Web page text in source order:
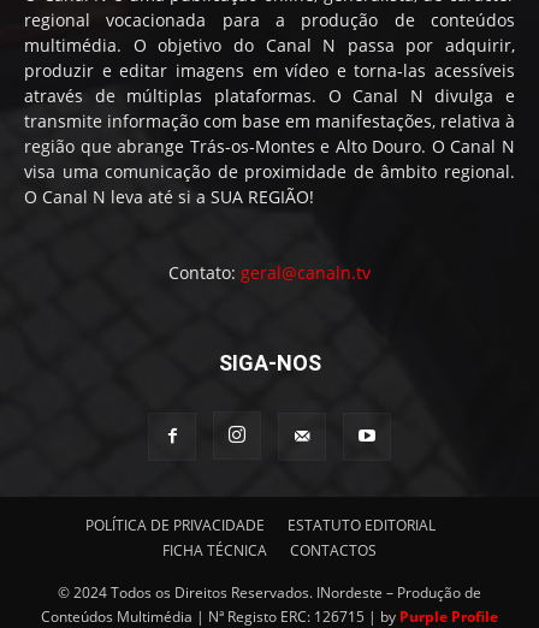
regional vocacionada para a produção de conteúdos
multimédia. O objetivo do Canal N passa por adquirir,
produzir e editar imagens em vídeo e torna-las acessíveis
através de múltiplas plataformas. O Canal N divulga e
transmite informação com base em manifestações, relativa à
região que abrange Trás-os-Montes e Alto Douro. O Canal N
visa uma comunicação de proximidade de âmbito regional.
O Canal N leva até si a SUA REGIÃO!
Contato: geral@canaln.tv
SIGA-NOS
POLÍTICA DE PRIVACIDADE
ESTATUTO EDITORIAL
FICHA TÉCNICA
CONTACTOS
© 2024 Todos os Direitos Reservados. INordeste – Produção de
Conteúdos Multimédia | Nª Registo ERC: 126715 | by Purple Profile